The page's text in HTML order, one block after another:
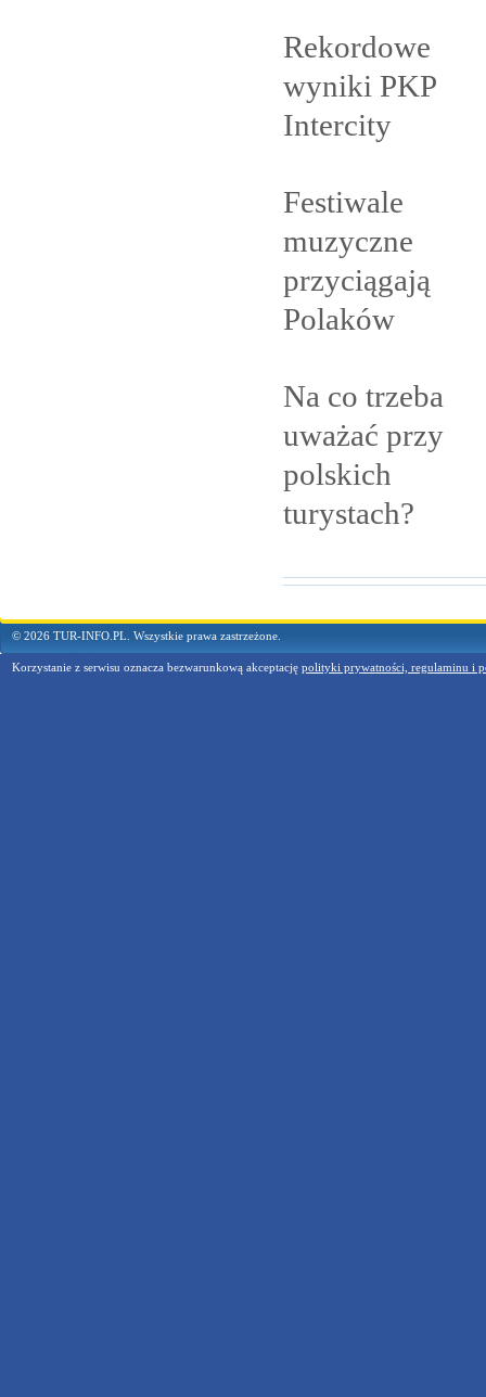
Rekordowe
wyniki PKP
Intercity
Festiwale
muzyczne
przyciągają
Polaków
Na co trzeba
uważać przy
polskich
turystach?
© 2026 TUR-INFO.PL. Wszystkie prawa zastrzeżone.
Korzystanie z serwisu oznacza bezwarunkową akceptację polityki prywatności, regulaminu i